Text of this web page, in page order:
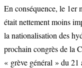
En conséquence, le 1er
était nettement moins
la nationalisation des
prochain congrès de la
« grève général » du